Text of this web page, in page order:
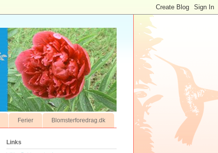
Ferier Blomsterforedrag.dk
Links